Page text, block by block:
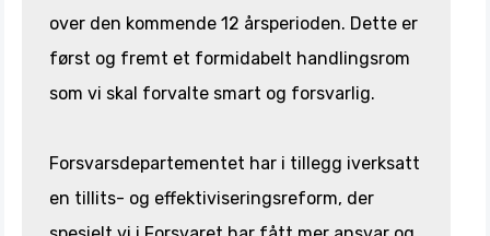
over den kommende 12 årsperioden. Dette er
først og fremt et formidabelt handlingsrom
som vi skal forvalte smart og forsvarlig.
Forsvarsdepartementet har i tillegg iverksatt
en tillits- og effektiviseringsreform, der